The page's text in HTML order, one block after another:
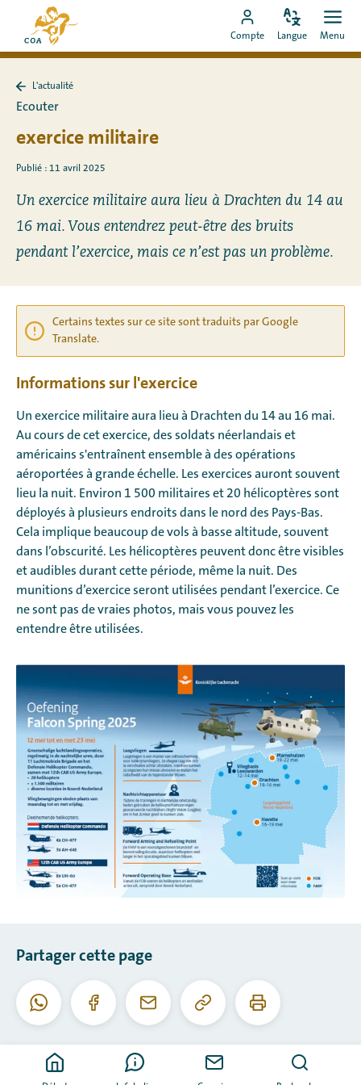
directement
au
Vers
la
page
de
MyCOA
Aller
vers
Compte
Modifiez
langue
Langue Menu
à
L'actualité
Ecouter
exercice militaire
Publié : 11 avril 2025
Un exercice militaire aura lieu à Drachten du 14 au
16 mai. Vous entendrez peut-être des bruits
pendant l’exercice, mais ce n’est pas un problème.
Certains textes sur ce site sont traduits par Google
Translate.
Informations sur l'exercice
Un exercice militaire aura lieu à Drachten du 14 au 16 mai.
Au cours de cet exercice, des soldats néerlandais et
américains s'entraînent ensemble à des opérations
aéroportées à grande échelle. Les exercices auront souvent
lieu la nuit. Environ 1 500 militaires et 20 hélicoptères sont
déployés à plusieurs endroits dans le nord des Pays-Bas.
Cela implique beaucoup de vols à basse altitude, souvent
dans l’obscurité. Les hélicoptères peuvent donc être visibles
et audibles durant cette période, même la nuit. Des
munitions d’exercice seront utilisées pendant l’exercice. Ce
ne sont pas de vraies photos, mais vous pouvez les
entendre être utilisées.
Partager cette page
WhatsAppFacebookCourriel
Copier
cette
Imprimer
cette